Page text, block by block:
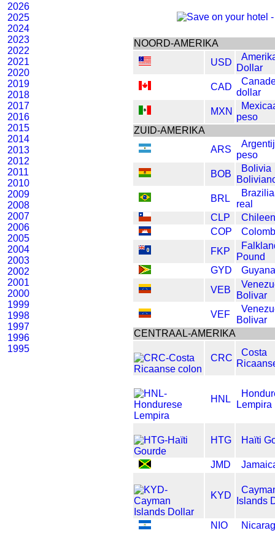
2026
2025
2024
2023
2022
2021
2020
2019
2018
2017
2016
2015
2014
2013
2012
2011
2010
2009
2008
2007
2006
2005
2004
2003
2002
2001
2000
1999
1998
1997
1996
1995
NOORD-AMERIKA
USD
Dollar
CAD
dollar
MXN
peso
ZUID-AMERIKA
ARS
peso
BOB
Bolivia
BRL
real
CLP
COP
FKP
Pound
GYD
VEB
Bolivar
VEF
Bolivar
CENTRAAL-AMERIKA
CRC
Costa
HNL
Lempira
HTG Haïti
JMD
KYD
Islands
NIO